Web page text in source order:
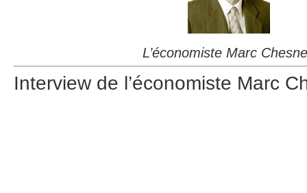
L’économiste Marc
Interview de l’économiste Marc